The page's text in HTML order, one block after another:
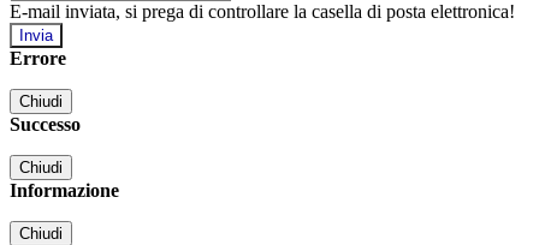
E-mail inviata, si prega di controllare la casella di posta elettronica!
Errore
Chiudi
Successo
Chiudi
Informazione
Chiudi